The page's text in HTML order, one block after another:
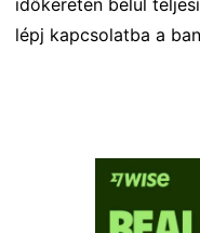
lépj kapcsolatba a